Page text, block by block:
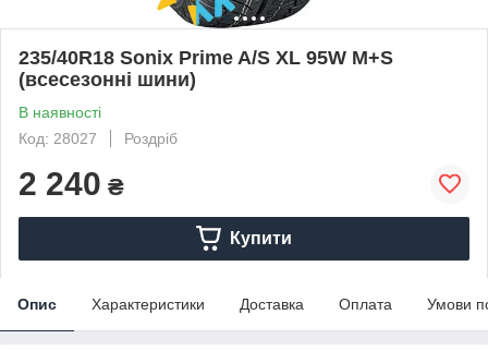
235/40R18 Sonix Prime A/S XL 95W M+S
(всесезонні шини)
В наявності
Код: 28027
Роздріб
2 240 ₴
Купити
Опис Характеристики Доставка Оплата Умови